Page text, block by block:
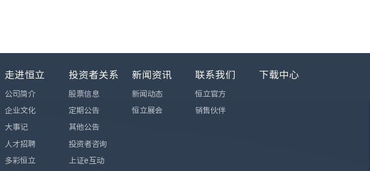
走进恒立
公司简介
企业文化
大事记
人才招聘
多彩恒立
投资者关系
股票信息
定期公告
其他公告
投资者咨询
上证e互动
新闻资讯
新闻动态
恒立展会
联系我们
恒立官方
销售伙伴
下载中心